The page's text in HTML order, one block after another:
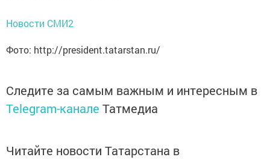
Новости СМИ2
Фото: http://president.tatarstan.ru/
Следите за самым важным и интересным в
Telegram-канале Татмедиа
Читайте новости Татарстана в